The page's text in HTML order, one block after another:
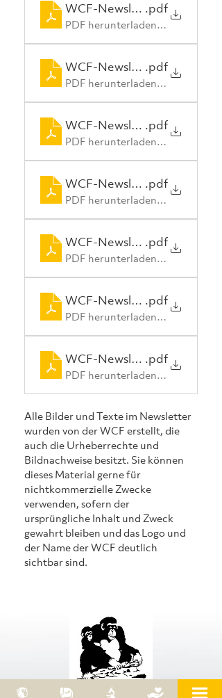
WCF-Newsletter_8-9_en
.pdf
PDF herunterladen • 3.75MB
WCF-Newsletter_6-7_en
.pdf
PDF herunterladen • 3.60MB
WCF-Newsletter_5_en
.pdf
PDF herunterladen • 639KB
WCF-Newsletter_4_en
.pdf
PDF herunterladen • 633KB
WCF-Newsletter_3_en
.pdf
PDF herunterladen • 2.24MB
WCF-Newsletter_2_en
.pdf
PDF herunterladen • 2.00MB
WCF-Newsletter_1_en
.pdf
PDF herunterladen • 1.15MB
Alle Bilder und Texte im Newsletter
wurden von der WCF erstellt, die
auch die Urheberrechte und
Bildnachweise besitzt. Sie können
dieses Material gerne für
nichtkommerzielle Zwecke
verwenden, sofern der
ursprüngliche Inhalt und Zweck
gewahrt bleiben und das Logo und
der Name der WCF deutlich
sichtbar sind.